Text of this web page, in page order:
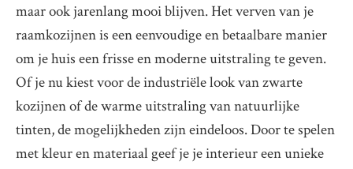
maar ook jarenlang mooi blijven. Het verven van je
raamkozijnen is een eenvoudige en betaalbare manier
om je huis een frisse en moderne uitstraling te geven.
Of je nu kiest voor de industriële look van zwarte
kozijnen of de warme uitstraling van natuurlijke
tinten, de mogelijkheden zijn eindeloos. Door te spelen
met kleur en materiaal geef je je interieur een unieke